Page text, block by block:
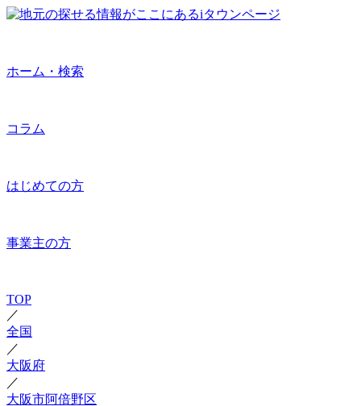
ホーム・検索
コラム
はじめての方
事業主の方
TOP
／
全国
／
大阪府
／
大阪市阿倍野区